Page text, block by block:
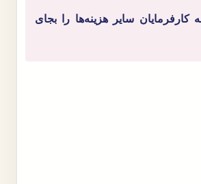
سایر هزینه‌ها را بجای